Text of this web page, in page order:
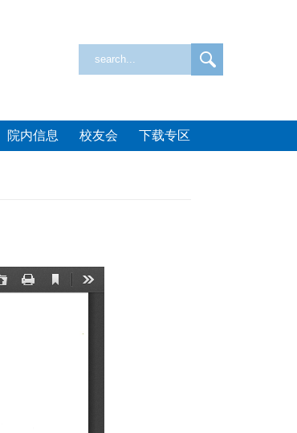
院内信息 校友会 下载专区